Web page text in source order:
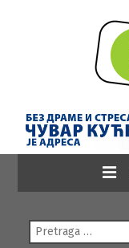
Pretraga: